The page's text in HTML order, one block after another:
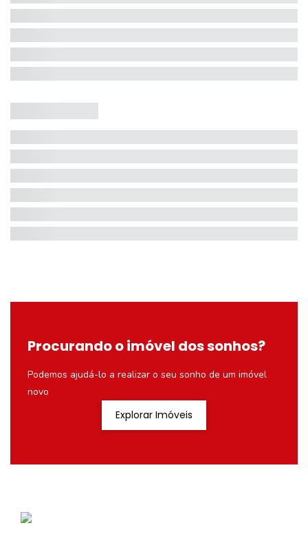
Procurando o imóvel dos sonhos?
Podemos ajudá-lo a realizar o seu sonho de um imóvel
novo
Explorar Imóveis